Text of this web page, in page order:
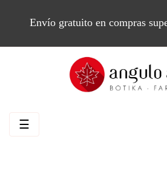
Envío gratuito en compras
Navegación
☰